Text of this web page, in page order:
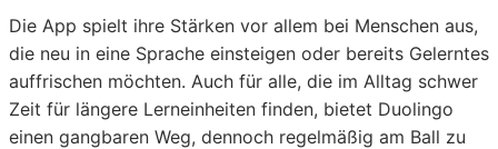
Die App spielt ihre Stärken vor allem bei Menschen aus,
die neu in eine Sprache einsteigen oder bereits Gelerntes
auffrischen möchten. Auch für alle, die im Alltag schwer
Zeit für längere Lerneinheiten finden, bietet Duolingo
einen gangbaren Weg, dennoch regelmäßig am Ball zu